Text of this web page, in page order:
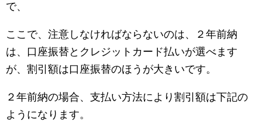
で、
ここで、注意しなければならないのは、２年前納
は、口座振替とクレジットカード払いが選べます
が、割引額は口座振替のほうが大きいです。
２年前納の場合、支払い方法により割引額は下記の
ようになります。